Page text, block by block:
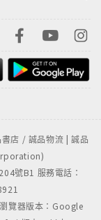
手！
店 / 誠品物流 | 誠品
號B1 服務電話：
覽器版本：Google